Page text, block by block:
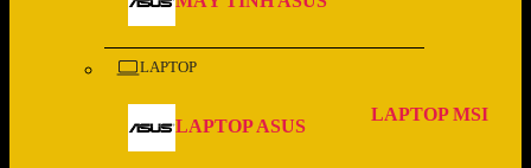
LAPTOP
LAPTOP ASUS
LAPTOP MSI